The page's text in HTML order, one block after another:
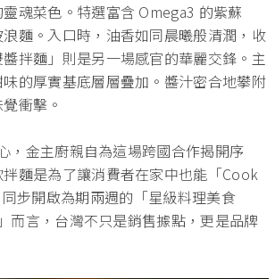
魂菜色。特選富含 Omega3 的紫蘇
麵。入口時，油香如同晨曦般清潤， 收
拌麵」則是另一場感官的華麗交鋒。 主
的厚實基底層層疊加。 醬汁密合地攀附
衝擊。
，金主廚親自為這場跨國合作揭開序
拌麵是為了讓消費者在家中也能「Cook
步開啟為期兩週的「星級料理美食
而言，台灣不只是銷售據點，更是品牌